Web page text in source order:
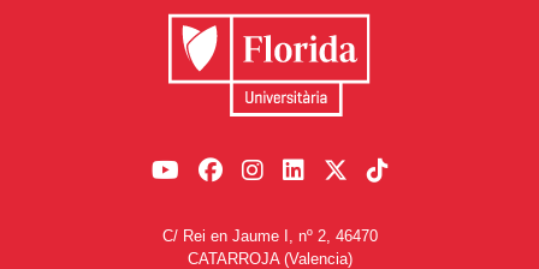
C/ Rei en Jaume I, nº 2, 46470
CATARROJA (Valencia)